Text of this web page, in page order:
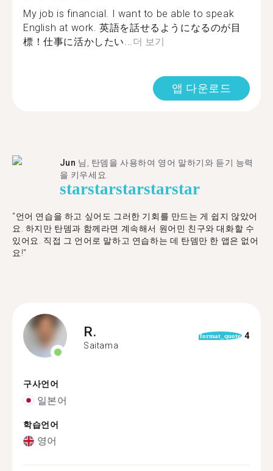
My job is financial. I want to be able to speak
English at work. 英語を話せるようになるのが目
標！仕事に活かしたい...더 보기
앱 다운로드
Jun 님, 탄뎀을 사용하여 영어 말하기와 듣기 능력
을 키우세요.
starstarstarstarstar
"언어 연습을 하고 싶어도 그러한 기회를 만드는 게 쉽지 않았어
요. 하지만 탄뎀과 함께라면 계속해서 원어민 친구와 대화할 수
있어요. 직접 그 언어로 말하고 연습하는 데 탄뎀만 한 앱은 없어
요!"
R.
Saitama
format_quote 4
구사언어
일본어
학습언어
영어